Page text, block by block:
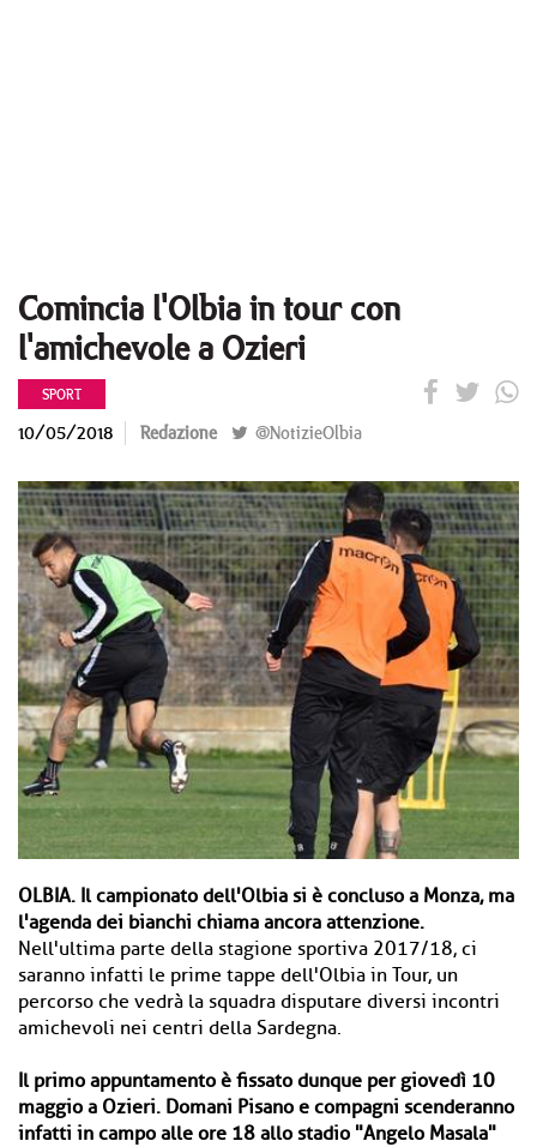
Comincia l'Olbia in tour con
l'amichevole a Ozieri
SPORT
10/05/2018 Redazione @NotizieOlbia
OLBIA. Il campionato dell'Olbia si è concluso a Monza, ma
l'agenda dei bianchi chiama ancora attenzione.
Nell'ultima parte della stagione sportiva 2017/18, ci
saranno infatti le prime tappe dell'Olbia in Tour, un
percorso che vedrà la squadra disputare diversi incontri
amichevoli nei centri della Sardegna.
Il primo appuntamento è fissato dunque per giovedì 10
maggio a Ozieri. Domani Pisano e compagni scenderanno
infatti in campo alle ore 18 allo stadio "Angelo Masala"